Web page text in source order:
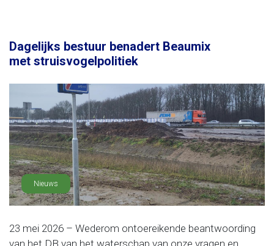
Dagelijks bestuur benadert Beaumix
met struisvogelpolitiek
Nieuws
23 mei 2026 – Wederom ontoereikende beantwoording
van het DB van het waterschap van onze vragen en